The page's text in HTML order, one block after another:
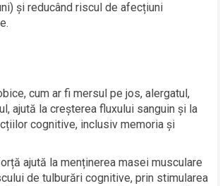
și reducând riscul de afecțiuni
cum ar fi mersul pe jos, alergatul,
ajută la creșterea fluxului sanguin și la
cognitive, inclusiv memoria și
ajută la menținerea masei musculare
de tulburări cognitive, prin stimularea